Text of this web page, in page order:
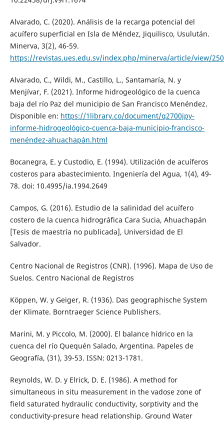
Alvarado, C. (2020). Análisis de la recarga potencial del
acuífero superficial en Isla de Méndez, Jiquilisco, Usulután.
Minerva, 3(2), 46-59.
https://revistas.ues.edu.sv/index.php/minerva/article/view/
Alvarado, C., Wildi, M., Castillo, L., Santamaría, N. y
Menjívar, F. (2021). Informe hidrogeológico de la cuenca
baja del río Paz del municipio de San Francisco Menéndez.
Disponible en: https://1library.co/document/q2700jpy-
informe-hidrogeológico-cuenca-baja-municipio-francisco-
menéndez-ahuachapán.html
Bocanegra, E. y Custodio, E. (1994). Utilización de acuíferos
costeros para abastecimiento. Ingeniería del Agua, 1(4), 49-
78. doi: 10.4995/ia.1994.2649
Campos, G. (2016). Estudio de la salinidad del acuífero
costero de la cuenca hidrográfica Cara Sucia, Ahuachapán
[Tesis de maestría no publicada], Universidad de El
Salvador.
Centro Nacional de Registros (CNR). (1996). Mapa de Uso de
Suelos. Centro Nacional de Registros
Köppen, W. y Geiger, R. (1936). Das geographische System
der Klimate. Borntraeger Science Publishers.
Marini, M. y Piccolo, M. (2000). El balance hídrico en la
cuenca del río Quequén Salado, Argentina. Papeles de
Geografía, (31), 39-53. ISSN: 0213-1781.
Reynolds, W. D. y Elrick, D. E. (1986). A method for
simultaneous in situ measurement in the vadose zone of
field saturated hydraulic conductivity, sorptivity and the
conductivity-presure head relationship. Ground Water